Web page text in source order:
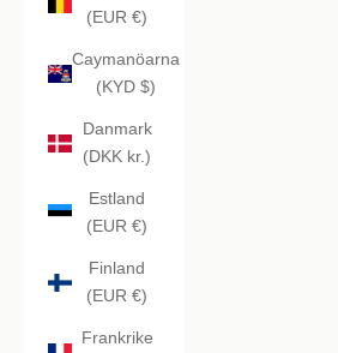
(EUR €)
Caymanöarna
(KYD $)
Danmark
(DKK kr.)
Estland
(EUR €)
Finland
(EUR €)
Frankrike